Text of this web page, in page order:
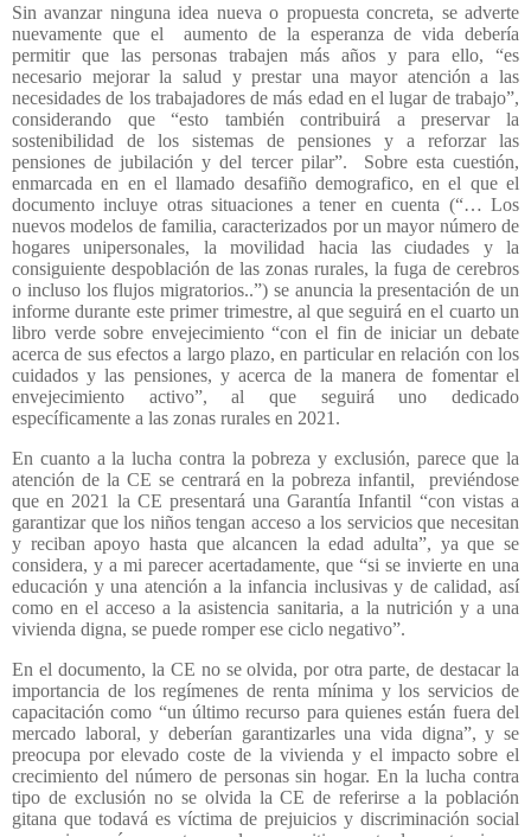
Sin avanzar ninguna idea nueva o propuesta concreta, se adverte
nuevamente que el
aumento de la esperanza de vida debería
permitir que las personas trabajen más años y para ello, “es
necesario mejorar la salud y prestar una mayor atención a las
necesidades de los trabajadores de más edad en el lugar de trabajo”,
considerando que “esto también contribuirá a preservar la
sostenibilidad de los sistemas de pensiones y a reforzar las
pensiones de jubilación y del tercer pilar”.
Sobre esta cuestión,
enmarcada en en el llamado desafiño demografico, en el que el
documento incluye otras situaciones a tener en cuenta (“… Los
nuevos modelos de familia, caracterizados por un mayor número de
hogares unipersonales, la movilidad hacia las ciudades y la
consiguiente despoblación de las zonas rurales, la fuga de cerebros
o incluso los flujos migratorios..”) se anuncia la presentación de un
informe durante este primer trimestre, al que seguirá en el cuarto un
libro verde sobre envejecimiento “con el fin de iniciar un debate
acerca de sus efectos a largo plazo, en particular en relación con los
cuidados y las pensiones, y acerca de la manera de fomentar el
envejecimiento activo”, al que seguirá uno dedicado
específicamente a las zonas rurales en 2021.
En cuanto a la lucha contra la pobreza y exclusión, parece que la
atención de la CE se centrará en la pobreza infantil,
previéndose
que en 2021 la CE presentará una Garantía Infantil “con vistas a
garantizar que los niños tengan acceso a los servicios que necesitan
y reciban apoyo hasta que alcancen la edad adulta”, ya que se
considera, y a mi parecer acertadamente, que “si se invierte en una
educación y una atención a la infancia inclusivas y de calidad, así
como en el acceso a la asistencia sanitaria, a la nutrición y a una
vivienda digna, se puede romper ese ciclo negativo”.
En el documento, la CE no se olvida, por otra parte, de destacar la
importancia de los regímenes de renta mínima y los servicios de
capacitación como “un último recurso para quienes están fuera del
mercado laboral, y deberían garantizarles una vida digna”, y se
preocupa por elevado coste de la vivienda y el impacto sobre el
crecimiento del número de personas sin hogar. En la lucha contra
tipo de exclusión no se olvida la CE de referirse a la población
gitana que todavá es víctima de prejuicios y discriminación social